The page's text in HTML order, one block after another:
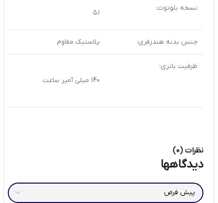
نسخه بلوتوث:
۵.۱
جنس بدنه هندزفری: پلاستیک مقاوم
ظرفیت باتری:
140 میلی آمپر ساعت
نظرات (0)
دیدگاهها